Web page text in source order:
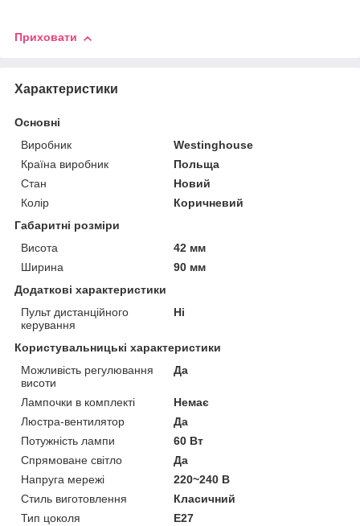
Приховати
Характеристики
Основні
Виробник
Westinghouse
Країна виробник
Польща
Стан
Новий
Колір
Коричневий
Габаритні розміри
Висота
42 мм
Ширина
90 мм
Додаткові характеристики
Пульт дистанційного
керування
Ні
Користувальницькі характеристики
Можливість регулювання
висоти
Да
Лампочки в комплекті
Немає
Люстра-вентилятор
Да
Потужність лампи
60 Вт
Спрямоване світло
Да
Напруга мережі
220~240 В
Стиль виготовлення
Класичний
Тип цоколя
E27